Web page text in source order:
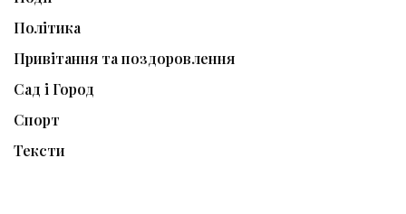
Політика
Привітання та поздоровлення
Сад і Город
Спорт
Тексти